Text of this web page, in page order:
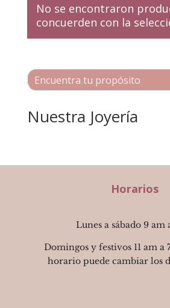
No se encontraron
concuerden con la
Nuestra Joyería
Horarios
Lunes a sábado 9 am
Domingos y festivos 11 am a
horario puede cambiar los